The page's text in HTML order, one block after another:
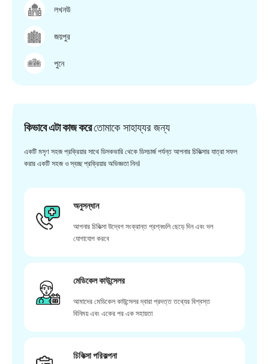
লখনউ
জয়পুর
পুনে
কিভাবে এটা কাজ করেতোমাকে সাহায্যর জন্য
একটি মসৃণ সহজ প্রক্রিয়ার সাথে ডিসকভারি থেকে ডিসচার্জ পর্যন্ত আপনার চিকিত্সার যাত্রা সফল
করার একটি সহজ ও স্বচ্ছ প্রক্রিয়ার অভিজ্ঞতা নিন।
অনুসন্ধান
আপনার চিকিত্সা উদ্বেগ সংক্রান্ত প্রশ্নগুলি ছেড়ে দিন এবং দল
যোগাযোগ করবে
মেডিকেল কাউন্সেলর
আমাদের মেডিকেল কাউন্সেলর দ্বারা প্রদত্ত তথ্যের বিশ্বস্ত
বিনিময় এবং একের পর এক সহায়তা
চিকিত্সা পরিকল্পনা